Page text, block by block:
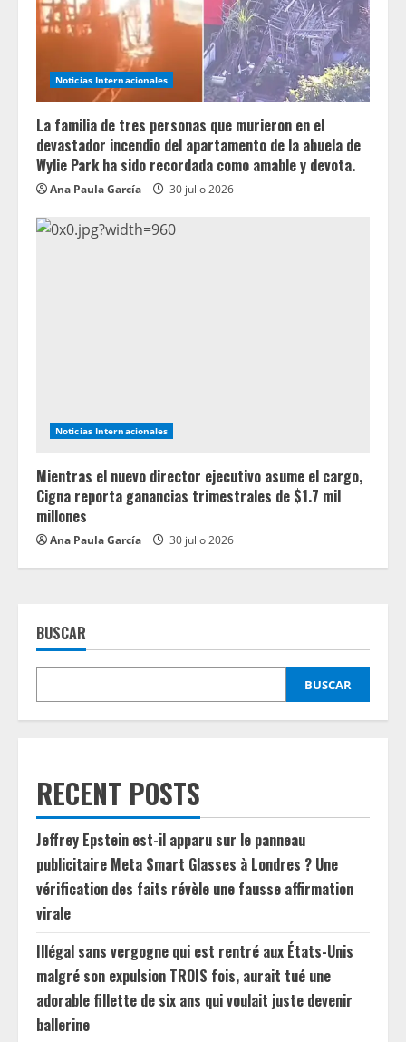
Noticias Internacionales
La familia de tres personas que murieron en el
devastador incendio del apartamento de la abuela de
Wylie Park ha sido recordada como amable y devota.
Ana Paula García 30 julio 2026
Noticias Internacionales
Mientras el nuevo director ejecutivo asume el cargo,
Cigna reporta ganancias trimestrales de $1.7 mil
millones
Ana Paula García 30 julio 2026
BUSCAR
BUSCAR
RECENT POSTS
Jeffrey Epstein est-il apparu sur le panneau
publicitaire Meta Smart Glasses à Londres ? Une
vérification des faits révèle une fausse affirmation
virale
Illégal sans vergogne qui est rentré aux États-Unis
malgré son expulsion TROIS fois, aurait tué une
adorable fillette de six ans qui voulait juste devenir
ballerine